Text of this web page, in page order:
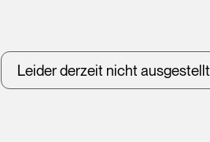
Leider derzeit nicht ausgestellt